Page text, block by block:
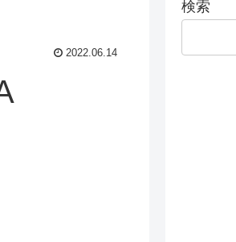
2022.06.14
検索